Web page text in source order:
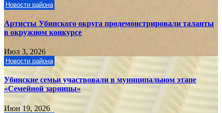
Новости района
Артисты Убинского округа продемонстрировали таланты
в окружном конкурсе
Июл 3, 2026
Новости района
Убинские семьи участвовали в муниципальном этапе
«Семейной зарницы»
Июн 19, 2026